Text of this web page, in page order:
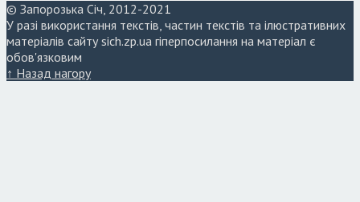
© Запорозька Січ, 2012-2021
У разі використання текстів, частин текстів та ілюстративних
матеріалів сайту sich.zp.ua гіперпосилання на матеріал є
обов'язковим
↑ Назад нагору